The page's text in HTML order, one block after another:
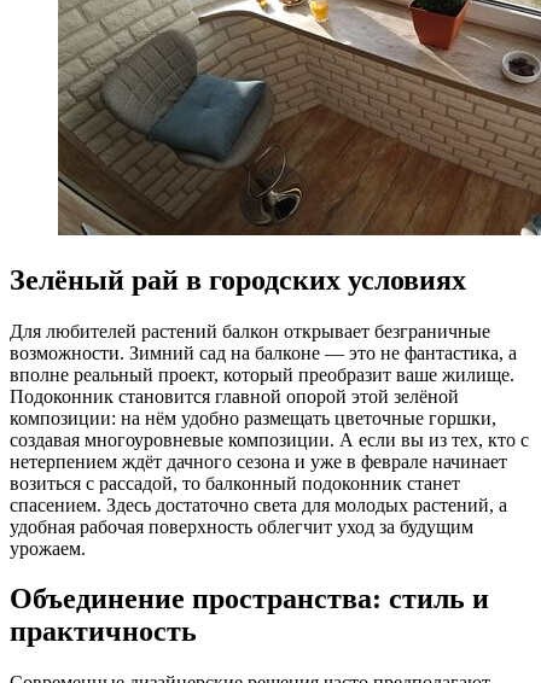
Зелёный рай в городских условиях
Для любителей растений балкон открывает безграничные
возможности. Зимний сад на балконе — это не фантастика, а
вполне реальный проект, который преобразит ваше жилище.
Подоконник становится главной опорой этой зелёной
композиции: на нём удобно размещать цветочные горшки,
создавая многоуровневые композиции. А если вы из тех, кто с
нетерпением ждёт дачного сезона и уже в феврале начинает
возиться с рассадой, то балконный подоконник станет
спасением. Здесь достаточно света для молодых растений, а
удобная рабочая поверхность облегчит уход за будущим
урожаем.
Объединение пространства: стиль и
практичность